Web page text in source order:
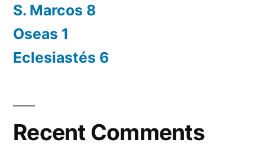
S. Marcos 8
Oseas 1
Eclesiastés 6
Recent Comments